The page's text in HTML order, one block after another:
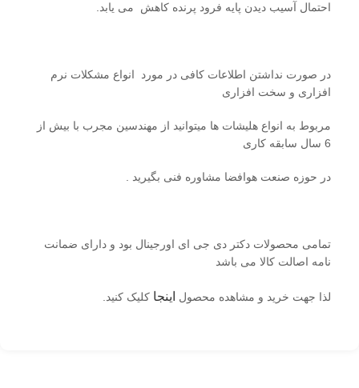
احتمال آسیب دیدن پایه فرود پرنده کاهش می یابد.
در صورت نداشتن اطلاعات کافی در مورد انواع مشکلات نرم
افزاری و سخت افزاری
مربوط به انواع هلیشات ها میتوانید از مهندسین مجرب با بیش از
6 سال سابقه کاری
در حوزه صنعت هوافضا مشاوره فنی بگیرید .
تمامی محصولات دکتر دی جی ای اورجینال بود و دارای ضمانت
نامه اصالت کالا می باشد
لذا جهت خرید و مشاهده محصول اینجا کلیک کنید.